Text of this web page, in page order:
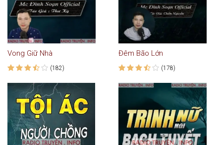
Vong Giữ Nhà
(182)
Đêm Bão Lớn
(178)